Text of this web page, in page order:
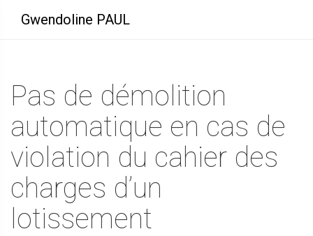
Gwendoline PAUL
Pas de démolition
automatique en cas de
violation du cahier des
charges d’un
lotissement